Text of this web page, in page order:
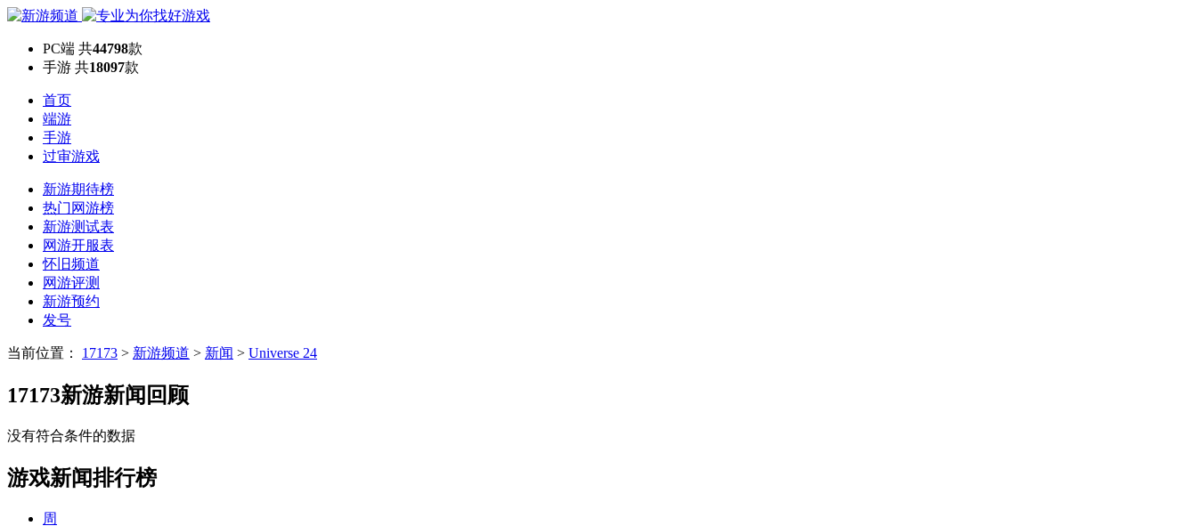
PC端 共44798款
手游 共18097款
首页
端游
手游
过审游戏
新游期待榜
热门网游榜
新游测试表
网游开服表
怀旧频道
网游评测
新游预约
发号
当前位置： 17173 > 新游频道 > 新闻 > Universe 24
17173新游新闻回顾
没有符合条件的数据
游戏新闻排行榜
周